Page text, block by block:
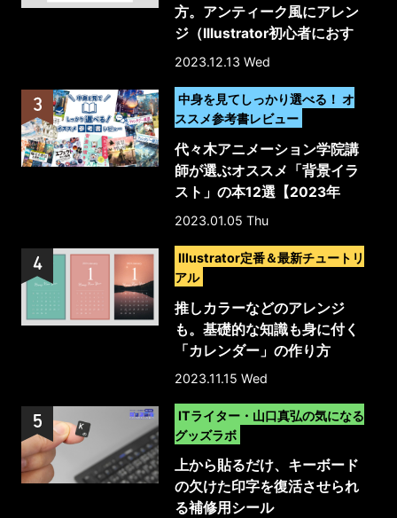
方。アンティーク風にアレン
ジ（Illustrator初心者におす
すめ）
2023.12.13 Wed
中身を見てしっかり選べる！ オ
ススメ参考書レビュー
代々木アニメーション学院講
師が選ぶオススメ「背景イラ
スト」の本12選【2023年
版】
2023.01.05 Thu
Illustrator定番＆最新チュートリ
アル
推しカラーなどのアレンジ
も。基礎的な知識も身に付く
「カレンダー」の作り方
2023.11.15 Wed
ITライター・山口真弘の気になる
グッズラボ
上から貼るだけ、キーボード
の欠けた印字を復活させられ
る補修用シール